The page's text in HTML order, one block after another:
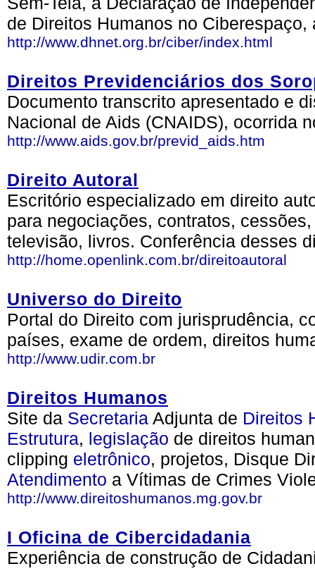
de Direitos Humanos no
http://www.dhnet.org.br/ciber/index.html
Direitos Previdenciários dos
Documento transcrito apresentado e
Nacional de Aids (CNAIDS), ocorrida
http://www.aids.gov.br/previd_aids.htm
Direito Autoral
Escritório especializado em direito
para negociações, contratos,
televisão, livros. Conferência desses
http://home.openlink.com.br/direitoautoral
Universo do Direito
Portal do Direito com jurisprudência,
países, exame de ordem, direitos
http://www.udir.com.br
Direitos Humanos
Site da Secretaria Adjunta de Direitos
Estrutura, legislação de direitos
clipping eletrônico, projetos, Disque
Atendimento a Vítimas de Crimes
http://www.direitoshumanos.mg.gov.br
I Oficina de Cibercidadania
Experiência de construção de